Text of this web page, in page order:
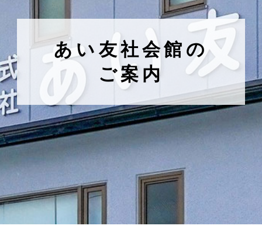
あい友社会館の
ご案内